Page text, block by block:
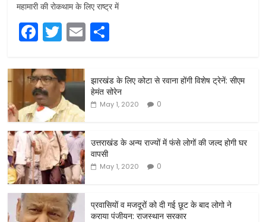
महामारी की रोकथाम के लिए राष्ट्र में
F
a
c
e
b
o
o
k
T
w
itt
er
E
m
ar
e
झारखंड के लिए कोटा से रवाना होंगी विशेष ट्रेनें: सीएम
हेमंत सोरेन
May 1, 2020 0
उत्तराखंड के अन्य राज्यों में फंसे लोगों की जल्द होगी घर
वापसी
May 1, 2020 0
प्रवासियों व मजदूरों को दी गई छूट के बाद लोगो ने
कराया पंजीयन: राजस्थान सरकार